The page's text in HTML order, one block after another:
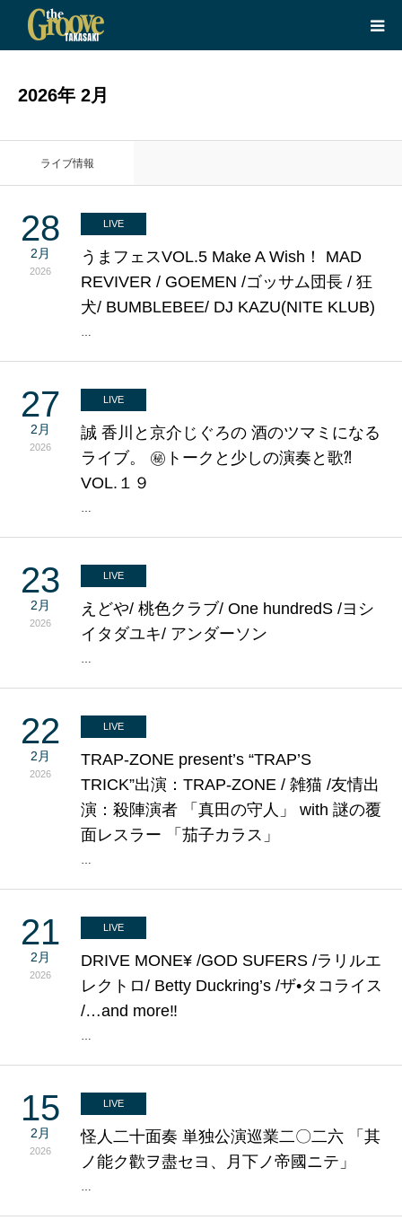
2026年 2月
ライブ情報
28
2月
2026
LIVE
うまフェスVOL.5 Make A Wish！ MAD
REVIVER / GOEMEN /ゴッサム団長 / 狂
犬/ BUMBLEBEE/ DJ KAZU(NITE KLUB)
…
27
2月
2026
LIVE
誠 香川と京介じぐろの 酒のツマミになる
ライブ。 ㊙トークと少しの演奏と歌⁈
VOL.１９
…
23
2月
2026
LIVE
えどや/ 桃色クラブ/ One hundredS /ヨシ
イタダユキ/ アンダーソン
…
22
2月
2026
LIVE
TRAP-ZONE present’s “TRAP’S
TRICK”出演：TRAP-ZONE / 雑猫 /友情出
演：殺陣演者 「真田の守人」 with 謎の覆
面レスラー 「茄子カラス」
…
21
2月
2026
LIVE
DRIVE MONE¥ /GOD SUFERS /ラリルエ
レクトロ/ Betty Duckring’s /ザ•タコライス
/…and more‼
…
15
2月
2026
LIVE
怪人二十面奏 単独公演巡業二〇二六 「其
ノ能ク歡ヲ盡セヨ、月下ノ帝國ニテ」
…
BOOKING
ABOUT
CONTACT